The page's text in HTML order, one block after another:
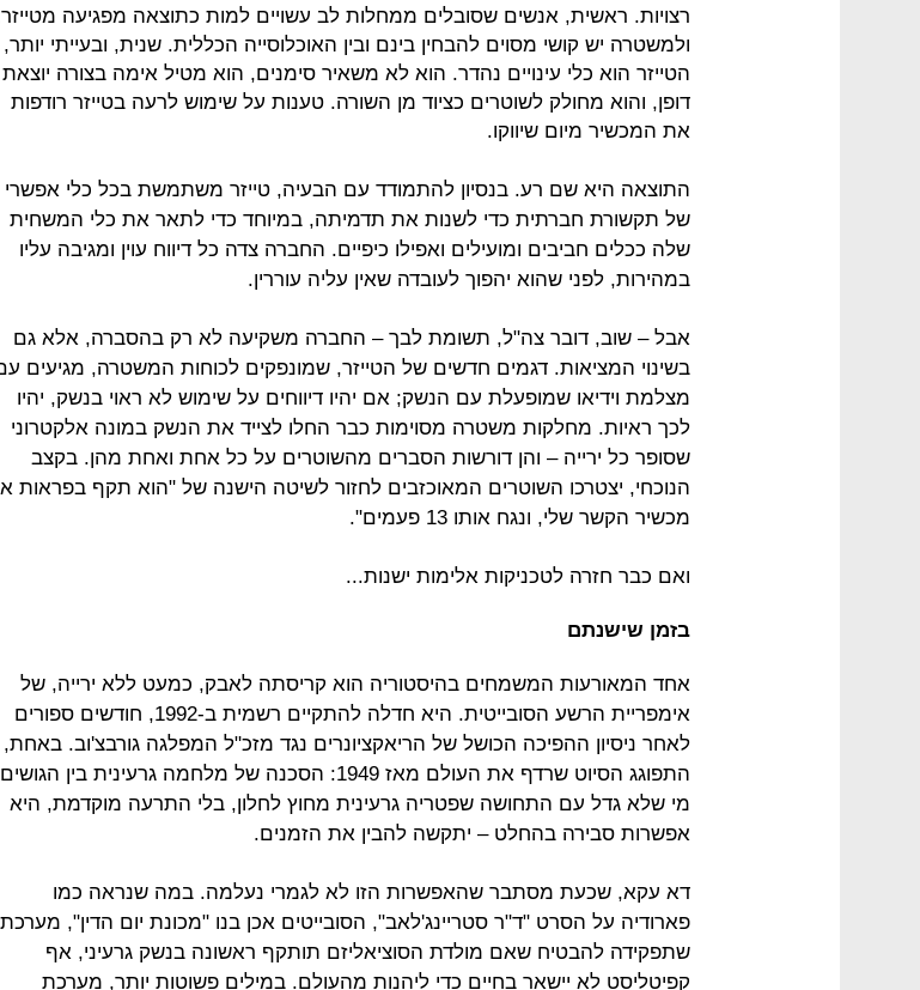
רצויות. ראשית, אנשים שסובלים ממחלות לב עשויים למות כתוצאה מפגיעה
ולמשטרה יש קושי מסוים להבחין בינם ובין האוכלוסייה הכללית. שנית, ובעייתי יותר,
הטייזר הוא כלי עינויים נהדר. הוא לא משאיר סימנים, הוא מטיל אימה בצורה יוצאת
דופן, והוא מחולק לשוטרים כציוד מן השורה. טענות על שימוש לרעה בטייזר רודפות
את המכשיר מיום שיווקו.
התוצאה היא שם רע. בנסיון להתמודד עם הבעיה, טייזר משתמשת בכל כלי אפשרי
של תקשורת חברתית כדי לשנות את תדמיתה, במיוחד כדי לתאר את כלי המשחית
שלה ככלים חביבים ומועילים ואפילו כיפיים. החברה צדה כל דיווח עוין ומגיבה עליו
במהירות, לפני שהוא יהפוך לעובדה שאין עליה עוררין.
אבל – שוב, דובר צה"ל, תשומת לבך – החברה משקיעה לא רק בהסברה, אלא גם
בשינוי המציאות. דגמים חדשים של הטייזר, שמונפקים לכוחות המשטרה, מגיעים
מצלמת וידיאו שמופעלת עם הנשק; אם יהיו דיווחים על שימוש לא ראוי בנשק, יהיו
לכך ראיות. מחלקות משטרה מסוימות כבר החלו לצייד את הנשק במונה אלקטרוני
שסופר כל ירייה – והן דורשות הסברים מהשוטרים על כל אחת ואחת מהן. בקצב
הנוכחי, יצטרכו השוטרים המאוכזבים לחזור לשיטה הישנה של "הוא תקף בפראות
מכשיר הקשר שלי, ונגח אותו 13 פעמים".
ואם כבר חזרה לטכניקות אלימות ישנות...
בזמן שישנתם
אחד המאורעות המשמחים בהיסטוריה הוא קריסתה לאבק, כמעט ללא ירייה, של
אימפריית הרשע הסובייטית. היא חדלה להתקיים רשמית ב-1992, חודשים ספורים
לאחר ניסיון ההפיכה הכושל של הריאקציונרים נגד מזכ"ל המפלגה גורבצ'וב. באחת,
התפוגג הסיוט שרדף את העולם מאז 1949: הסכנה של מלחמה גרעינית בין
מי שלא גדל עם התחושה שפטריה גרעינית מחוץ לחלון, בלי התרעה מוקדמת, היא
אפשרות סבירה בהחלט – יתקשה להבין את הזמנים.
דא עקא, שכעת מסתבר שהאפשרות הזו לא לגמרי נעלמה. במה שנראה כמו
פארודיה על הסרט "ד"ר סטריינג'לאב", הסובייטים אכן בנו "מכונת יום הדין", מערכת
שתפקידה להבטיח שאם מולדת הסוציאליזם תותקף ראשונה בנשק גרעיני, אף
קפיטליסט לא יישאר בחיים כדי ליהנות מהעולם. במילים פשוטות יותר, מערכת